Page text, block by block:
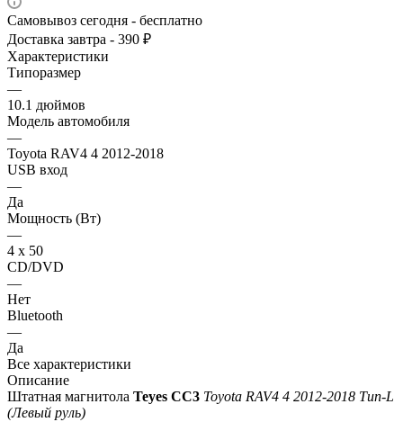
Самовывоз сегодня - бесплатно
Доставка завтра - 390 ₽
Характеристики
Типоразмер
—
10.1 дюймов
Модель автомобиля
—
Toyota RAV4 4 2012-2018
USB вход
—
Да
Мощность (Вт)
—
4 х 50
CD/DVD
—
Нет
Bluetooth
—
Да
Все характеристики
Описание
Штатная магнитола Teyes СС3 Toyota RAV4 4 2012-2018 Тип-L
(Левый руль)